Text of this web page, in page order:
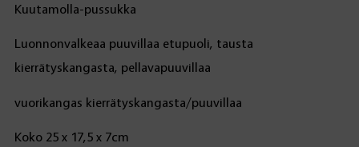
Kuutamolla-pussukka
Luonnonvalkeaa puuvillaa etupuoli, tausta
kierrätyskangasta, pellavapuuvillaa
vuorikangas kierrätyskangasta/puuvillaa
Koko 25 x 17,5 x 7cm